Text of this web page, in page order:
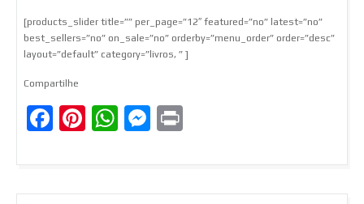
[products_slider title=”” per_page=”12″ featured=”no” latest=”no”
best_sellers=”no” on_sale=”no” orderby=”menu_order” order=”desc”
layout=”default” category=”livros, ” ]
Compartilhe
Facebook
Pinterest
WhatsApp
Messenger